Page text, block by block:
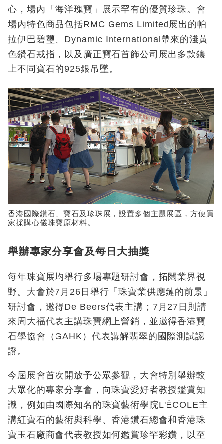
心，場內「海洋瑰寶」展示罕有的優質珍珠。會
場內特色商品包括RMC Gems Limited展出的帕
拉伊巴碧璽、Dynamic International帶來的淺黃
色鑽石戒指，以及廣正寶石首飾公司展出多款鑲
上不同寶石的925銀吊墜。
香港國際鑽石、寶石及珍珠展，設置多個主題展區，方便買
家採購心儀珠寶原材料。
舉辦專家分享會及每日大抽獎
每年珠寶展均舉行多場專題研討會，拓闊業界視
野。大會於7月26日舉行「珠寶業供應鏈的前景」
研討會，邀得De Beers代表主講；7月27日則請
來周大福代表主講珠寶網上營銷，並邀得香港寶
石學協會（GAHK）代表講解翡翠的國際測試認
證。
今屆展會首次開放予公眾參觀，大會特別舉辦較
大眾化的專家分享會，向珠寶愛好者教授鑑賞知
識，例如由國際知名的珠寶藝術學院L'ÉCOLE主
講紅寶石的藝術與科學、香港鑽石總會和香港珠
寶玉石廠商會代表教授如何鑑賞珍罕彩鑽，以至